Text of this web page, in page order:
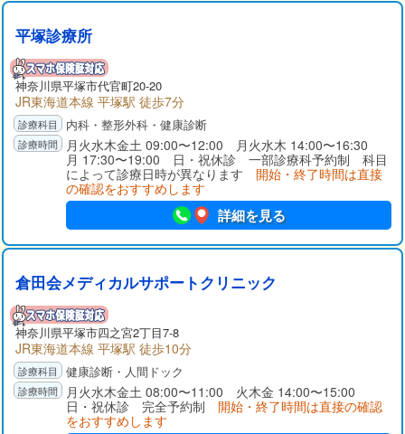
平塚診療所
神奈川県平塚市代官町20-20
JR東海道本線 平塚駅 徒歩7分
内科・整形外科・健康診断
月火水木金土 09:00〜12:00 月火水木 14:00〜16:30
月 17:30〜19:00 日・祝休診 一部診療科予約制 科目
によって診療日時が異なります 開始・終了時間は直接
の確認をおすすめします
詳細を見る
倉田会メディカルサポートクリニック
神奈川県平塚市四之宮2丁目7-8
JR東海道本線 平塚駅 徒歩10分
健康診断・人間ドック
月火水木金土 08:00〜11:00 火木金 14:00〜15:00
日・祝休診 完全予約制 開始・終了時間は直接の確認
をおすすめします